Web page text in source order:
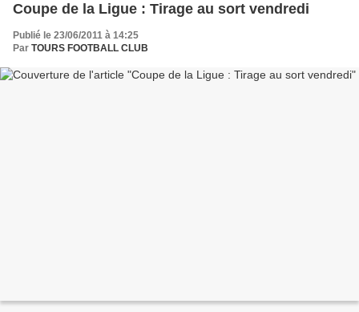
Coupe de la Ligue : Tirage au sort vendredi
Publié le 23/06/2011 à 14:25
Par TOURS FOOTBALL CLUB